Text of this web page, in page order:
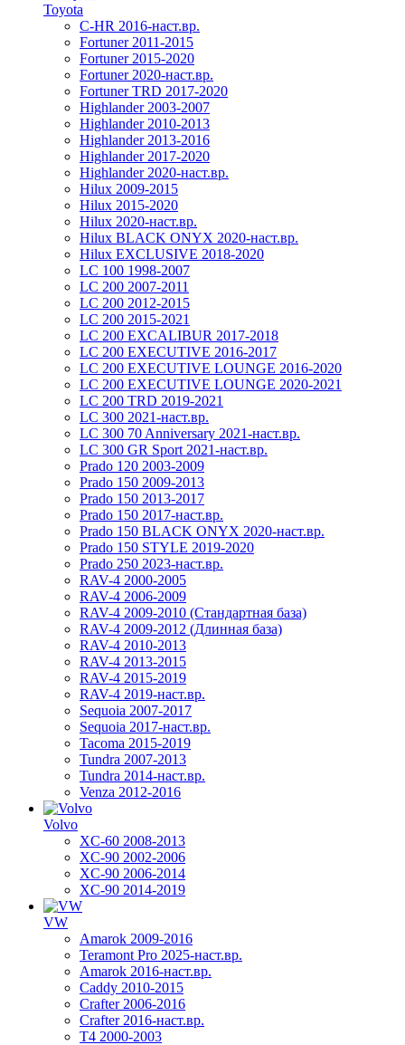
Toyota
C-HR 2016-наст.вр.
Fortuner 2011-2015
Fortuner 2015-2020
Fortuner 2020-наст.вр.
Fortuner TRD 2017-2020
Highlander 2003-2007
Highlander 2010-2013
Highlander 2013-2016
Highlander 2017-2020
Highlander 2020-наст.вр.
Hilux 2009-2015
Hilux 2015-2020
Hilux 2020-наст.вр.
Hilux BLACK ONYX 2020-наст.вр.
Hilux EXCLUSIVE 2018-2020
LC 100 1998-2007
LC 200 2007-2011
LC 200 2012-2015
LC 200 2015-2021
LC 200 EXCALIBUR 2017-2018
LC 200 EXECUTIVE 2016-2017
LC 200 EXECUTIVE LOUNGE 2016-2020
LC 200 EXECUTIVE LOUNGE 2020-2021
LC 200 TRD 2019-2021
LC 300 2021-наст.вр.
LC 300 70 Anniversary 2021-наст.вр.
LC 300 GR Sport 2021-наст.вр.
Prado 120 2003-2009
Prado 150 2009-2013
Prado 150 2013-2017
Prado 150 2017-наст.вр.
Prado 150 BLACK ONYX 2020-наст.вр.
Prado 150 STYLE 2019-2020
Prado 250 2023-наст.вр.
RAV-4 2000-2005
RAV-4 2006-2009
RAV-4 2009-2010 (Стандартная база)
RAV-4 2009-2012 (Длинная база)
RAV-4 2010-2013
RAV-4 2013-2015
RAV-4 2015-2019
RAV-4 2019-наст.вр.
Sequoia 2007-2017
Sequoia 2017-наст.вр.
Tacoma 2015-2019
Tundra 2007-2013
Tundra 2014-наст.вр.
Venza 2012-2016
Volvo
XC-60 2008-2013
XC-90 2002-2006
XC-90 2006-2014
XC-90 2014-2019
VW
Amarok 2009-2016
Teramont Pro 2025-наст.вр.
Amarok 2016-наст.вр.
Caddy 2010-2015
Crafter 2006-2016
Crafter 2016-наст.вр.
T4 2000-2003